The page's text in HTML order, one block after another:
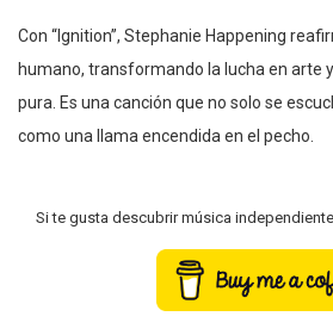
Con “Ignition”, Stephanie Happening
humano, transformando la lucha en arte
pura. Es una canción que no solo se
como una llama encendida en el pecho.
Si te gusta descubrir música